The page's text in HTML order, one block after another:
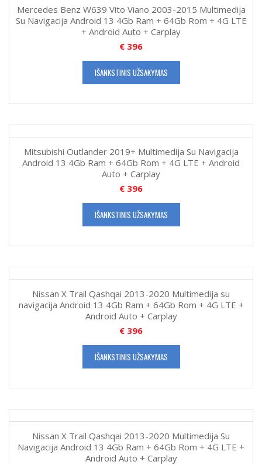
Mercedes Benz W639 Vito Viano 2003-2015 Multimedija
Su Navigacija Android 13 4Gb Ram + 64Gb Rom + 4G LTE
+ Android Auto + Carplay
€ 396
IŠANKSTINIS UŽSAKYMAS
Mitsubishi Outlander 2019+ Multimedija Su Navigacija
Android 13 4Gb Ram + 64Gb Rom + 4G LTE + Android
Auto + Carplay
€ 396
IŠANKSTINIS UŽSAKYMAS
Nissan X Trail Qashqai 2013-2020 Multimedija su
navigacija Android 13 4Gb Ram + 64Gb Rom + 4G LTE +
Android Auto + Carplay
€ 396
IŠANKSTINIS UŽSAKYMAS
Nissan X Trail Qashqai 2013-2020 Multimedija Su
Navigacija Android 13 4Gb Ram + 64Gb Rom + 4G LTE +
Android Auto + Carplay